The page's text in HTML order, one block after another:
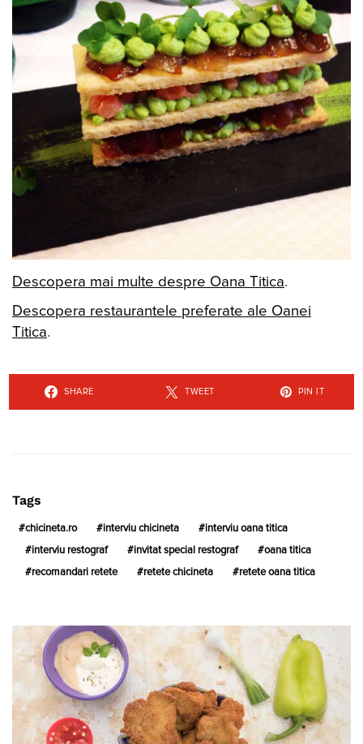
Descopera mai multe despre Oana Titica.
Descopera restaurantele preferate ale Oanei
Titica.
SHARE TWEET PIN IT
Tags
chicineta.ro interviu chicineta interviu oana titica
interviu restograf invitat special restograf oana titica
recomandari retete retete chicineta retete oana titica